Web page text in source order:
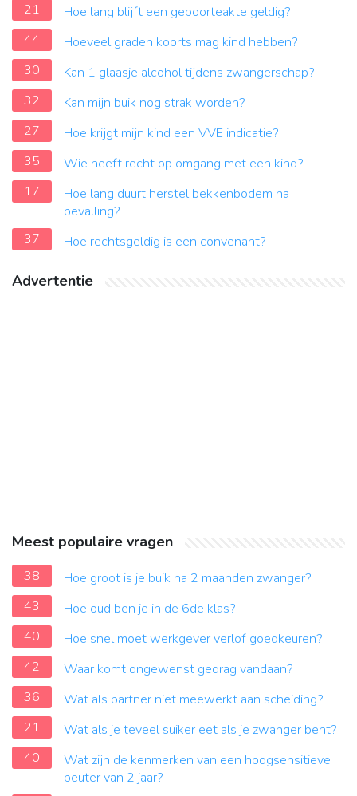
21
Hoe lang blijft een geboorteakte geldig?
44
Hoeveel graden koorts mag kind hebben?
30
Kan 1 glaasje alcohol tijdens zwangerschap?
32
Kan mijn buik nog strak worden?
27
Hoe krijgt mijn kind een VVE indicatie?
35
Wie heeft recht op omgang met een kind?
17
Hoe lang duurt herstel bekkenbodem na
bevalling?
37
Hoe rechtsgeldig is een convenant?
Advertentie
Meest populaire vragen
38
Hoe groot is je buik na 2 maanden zwanger?
43
Hoe oud ben je in de 6de klas?
40
Hoe snel moet werkgever verlof goedkeuren?
42
Waar komt ongewenst gedrag vandaan?
36
Wat als partner niet meewerkt aan scheiding?
21
Wat als je teveel suiker eet als je zwanger bent?
40
Wat zijn de kenmerken van een hoogsensitieve
peuter van 2 jaar?